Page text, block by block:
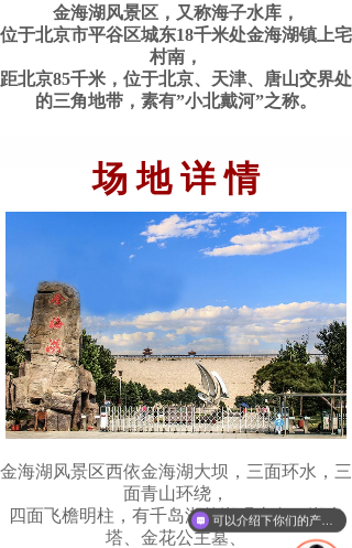
金海湖风景区，又称海子水库，
位于北京市平谷区城东18千米处金海湖镇上宅
村南，
距北京85千米，位于北京、天津、唐山交界处
的三角地带，素有”小北戴河”之称。
场 地 详 情
金海湖风景区西依金海湖大坝，三面环水，三
面青山环绕，
四面飞檐明柱，有千岛湖的湖观山色，湖光
塔、金花公主墓、
可以介绍下你们的产品么